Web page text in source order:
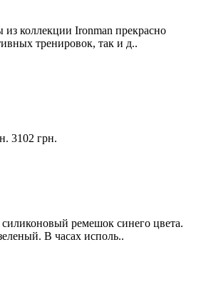
из коллекции Ironman прекрасно
тренировок, так и д..
3102 грн.
ремешок синего цвета.
В часах исполь..